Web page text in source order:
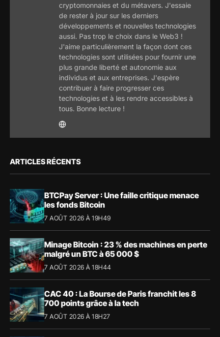
cryptomonnaies et du métavers. J'essaie
de rester à jour sur les derniers
développements et nouvelles technologies
aussi. Pas trop le choix dans le Web3 !
J'aime particulièrement la façon dont ces
technologies sont utilisées pour fournir une
plus grande liberté et autonomie aux
individus et aux entreprises. J'espère
contribuer à faire progresser ces
technologies et à les rendre accessibles à
tous. Bonne lecture !
ARTICLES RÉCENTS
BTCPay Server : Une faille critique menace
les fonds Bitcoin
7 AOÛT 2026 À 19H49
Minage Bitcoin : 23 % des machines en perte
malgré un BTC à 65 000 $
7 AOÛT 2026 À 18H44
CAC 40 : La Bourse de Paris franchit les 8
700 points grâce à la tech
7 AOÛT 2026 À 18H27